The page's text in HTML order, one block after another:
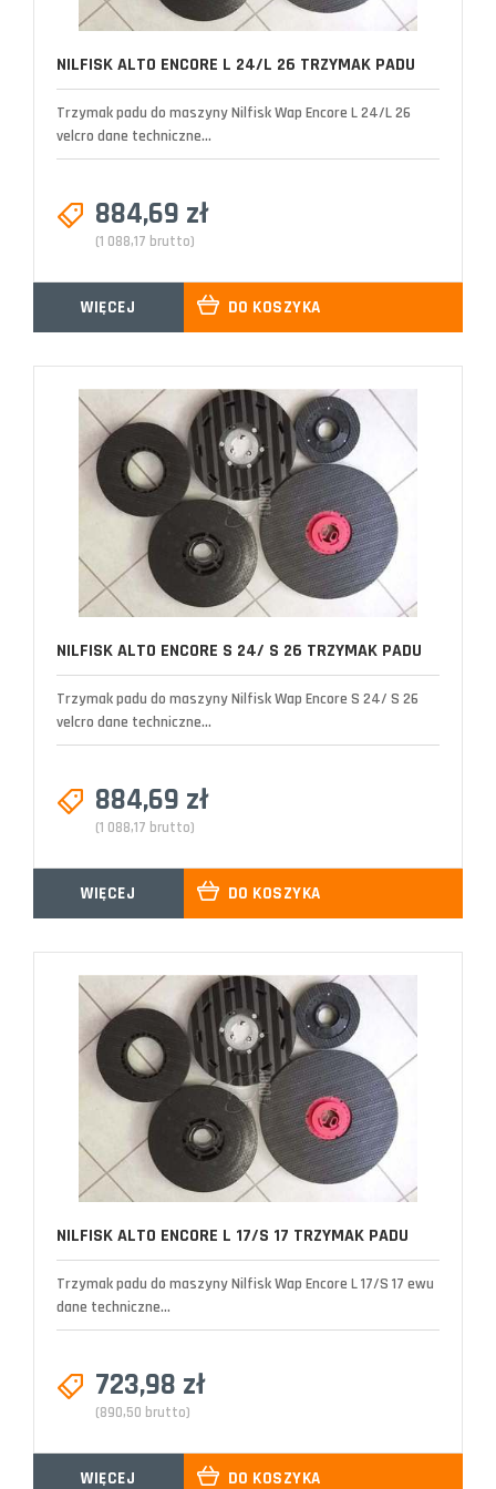
NILFISK ALTO ENCORE L 24/L 26 TRZYMAK PADU
Trzymak padu do maszyny Nilfisk Wap Encore L 24/L 26
velcro dane techniczne...
884,69 zł
(1 088,17 brutto)
WIĘCEJ DO KOSZYKA
NILFISK ALTO ENCORE S 24/ S 26 TRZYMAK PADU
Trzymak padu do maszyny Nilfisk Wap Encore S 24/ S 26
velcro dane techniczne...
884,69 zł
(1 088,17 brutto)
WIĘCEJ DO KOSZYKA
NILFISK ALTO ENCORE L 17/S 17 TRZYMAK PADU
Trzymak padu do maszyny Nilfisk Wap Encore L 17/S 17 ewu
dane techniczne...
723,98 zł
(890,50 brutto)
WIĘCEJ DO KOSZYKA